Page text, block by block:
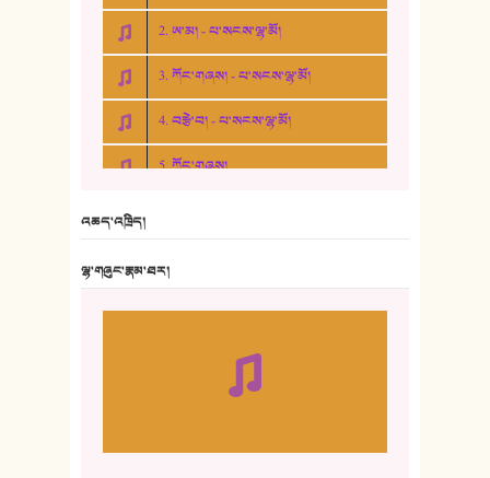
2. ཨ་མ། - པ་སངས་ལྷ་མོ།
3. ཀོང་གཞས། - པ་སངས་ལྷ་མོ།
4. བརྩེ་བ། - པ་སངས་ལྷ་མོ།
5. ཀོང་གཞས།
10. ཆང་གཞས། ༣
འཆད་འཁྲིད།
ལྷ་གཞུང་རྣམ་ཐར།